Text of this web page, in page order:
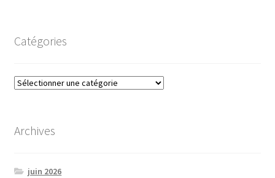
Catégories
Catégories
Archives
juin 2026